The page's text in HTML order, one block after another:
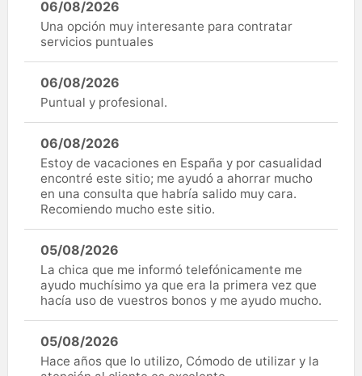
06/08/2026
Una opción muy interesante para contratar
servicios puntuales
06/08/2026
Puntual y profesional.
06/08/2026
Estoy de vacaciones en España y por casualidad
encontré este sitio; me ayudó a ahorrar mucho
en una consulta que habría salido muy cara.
Recomiendo mucho este sitio.
05/08/2026
La chica que me informó telefónicamente me
ayudo muchísimo ya que era la primera vez que
hacía uso de vuestros bonos y me ayudo mucho.
05/08/2026
Hace años que lo utilizo, Cómodo de utilizar y la